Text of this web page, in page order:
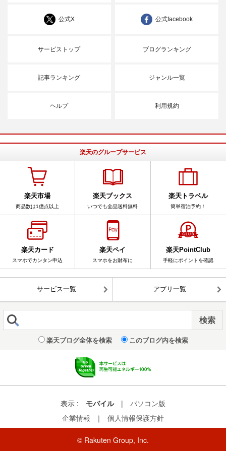
公式X 公式facebook
サービストップ ブログランキング
記事ランキング ジャンル一覧
ヘルプ 利用規約
楽天のグループサービス
楽天市場
商品数は1億点以上
楽天ブックス
いつでも全品送料無料
楽天トラベル
簡単宿泊予約！
楽天カード
スマホでカンタン申込
楽天ペイ
スマホをお財布に
楽天PointClub
手軽にポイントを確認
サービス一覧 アプリ一覧
楽天ブログ全体を検索 このブログ内を検索
表示 : モバイル |
パソコン版
企業情報
｜ 個人情報保護方針
© Rakuten Group, Inc.